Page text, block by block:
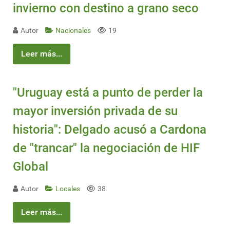
invierno con destino a grano seco
Autor Nacionales 19
Leer más...
"Uruguay está a punto de perder la
mayor inversión privada de su
historia": Delgado acusó a Cardona
de "trancar" la negociación de HIF
Global
Autor Locales 38
Leer más...